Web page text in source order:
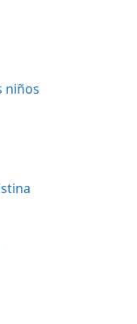
niños